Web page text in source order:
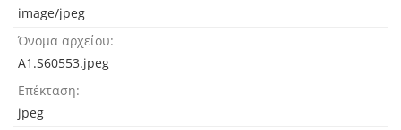
image/jpeg
Όνομα αρχείου
A1.S60553.jpeg
Επέκταση
jpeg